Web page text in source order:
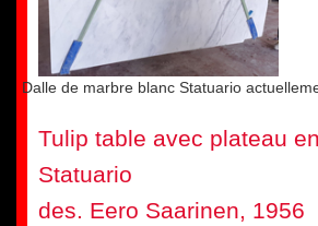
Dalle de marbre blanc Statuario
Tulip table avec plateau
Statuario
des. Eero Saarinen, 1956